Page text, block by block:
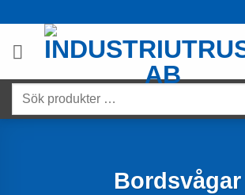
content
Sök
produkter
Bordsvågar